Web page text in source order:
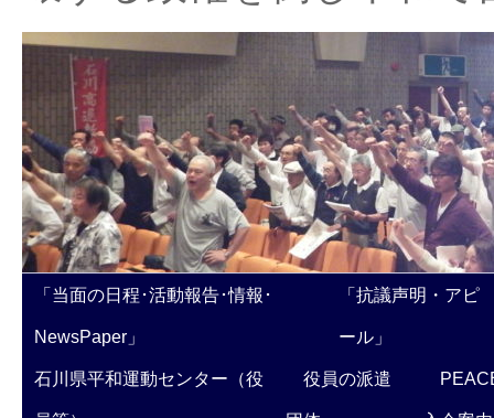
「当面の日程･活動報告･情報･
NewsPaper」
「抗議声明・アピ
ール」
石川県平和運動センター（役 役員の派遣